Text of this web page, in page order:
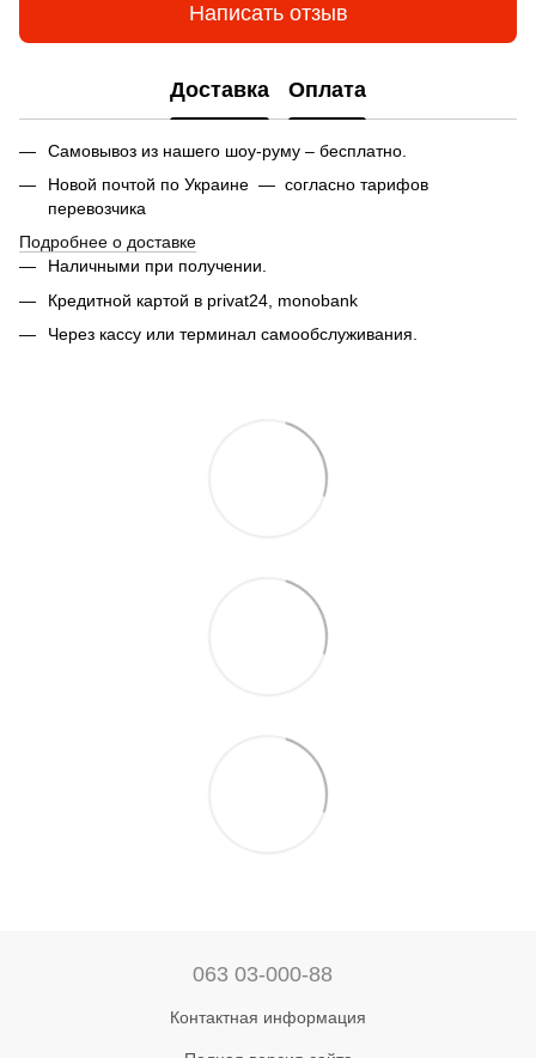
Написать отзыв
Доставка Оплата
Самовывоз из нашего шоу-руму – бесплатно.
Новой почтой по Украине — согласно тарифов
перевозчика
Подробнее о доставке
Наличными при получении.
Кредитной картой в privat24, monobank
Через кассу или терминал самообслуживания.
063 03-000-88
Контактная информация